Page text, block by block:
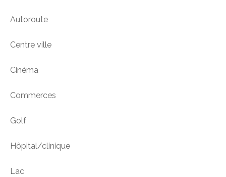
Autoroute
Centre ville
Cinéma
Commerces
Golf
Hôpital/clinique
Lac